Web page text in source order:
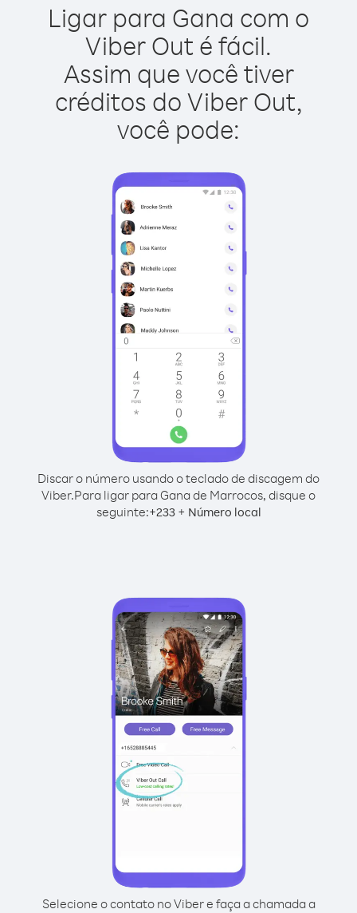
Ligar para Gana com o
Viber Out é fácil.
Assim que você tiver
créditos do Viber Out,
você pode:
Discar o número usando o teclado de discagem do
Viber.Para ligar para Gana de Marrocos, disque o
seguinte:+233+ Número local
Selecione o contato no Viber e faça a chamada a